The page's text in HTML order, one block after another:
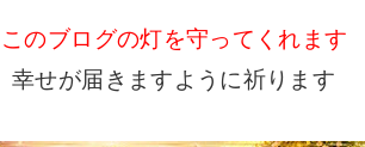
のブログの灯を守ってくれます
幸せが届きますように祈ります